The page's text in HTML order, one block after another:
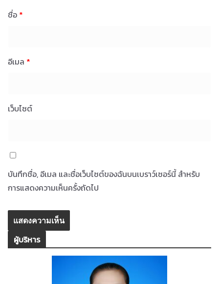
ชื่อ *
อีเมล *
เว็บไซต์
บันทึกชื่อ, อีเมล และชื่อเว็บไซต์ของฉันบนเบราว์เซอร์นี้ สำหรับ
การแสดงความเห็นครั้งถัดไป
ผู้บริหาร